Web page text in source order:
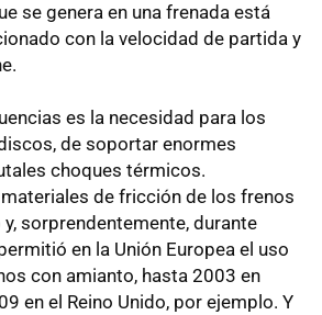
se genera en una frenada está
con la velocidad de partida y
es la necesidad para los
de soportar enormes
choques térmicos.
de fricción de los frenos
sorprendentemente, durante
en la Unión Europea el uso
con amianto, hasta 2003 en
en el Reino Unido, por ejemplo. Y